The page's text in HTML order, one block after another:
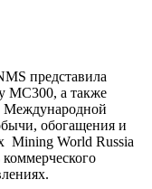
представила
MC300, а также
Международной
обогащения и
Mining World Russia